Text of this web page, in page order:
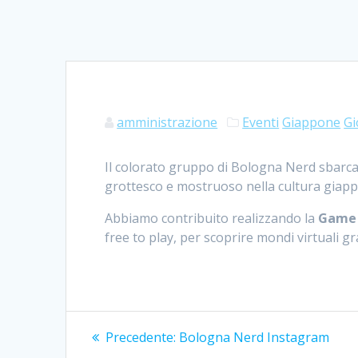
amministrazione Eventi Giappone
Il colorato gruppo di Bologna Nerd
grottesco e mostruoso nella cultura
Abbiamo contribuito realizzando la
free to play, per scoprire mondi virtuali
Navigazione
Precedente: Articolo
Bologna Nerd Instagram